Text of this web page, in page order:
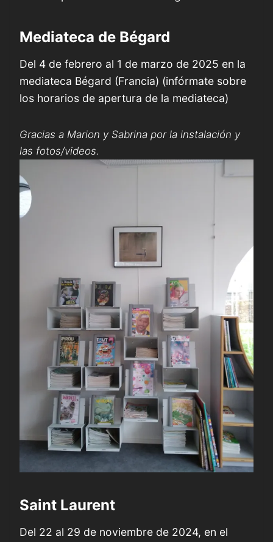
Mediateca de Bégard
Del 4 de febrero al 1 de marzo de 2025 en la
mediateca Bégard (Francia) (infórmate sobre
los horarios de apertura de la mediateca)
Gracias a Marion y Sabrina por la instalación y
las fotos/videos.
Saint Laurent
Del 22 al 29 de noviembre de 2024, en el